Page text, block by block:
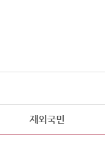
재외국민